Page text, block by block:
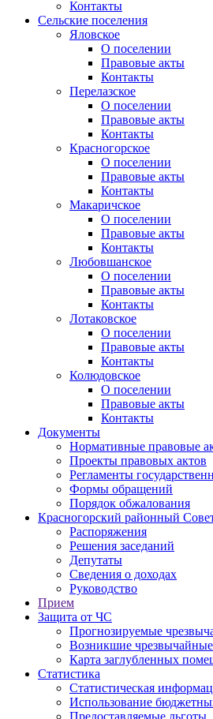
Контакты
Сельские поселения
Яловское
О поселении
Правовые акты
Контакты
Перелазское
О поселении
Правовые акты
Контакты
Красногорское
О поселении
Правовые акты
Контакты
Макаричское
О поселении
Правовые акты
Контакты
Любовшанское
О поселении
Правовые акты
Контакты
Лотаковское
О поселении
Правовые акты
Контакты
Колюдовское
О поселении
Правовые акты
Контакты
Документы
Нормативные правовые
Проекты правовых актов
Регламенты
Формы обращений
Порядок обжалования
Красногорский районный
Распоряжения
Решения заседаний
Депутаты
Сведения о доходах
Руководство
Прием
Защита от ЧС
Прогнозируемые
Возникшие
Карта заглубленных
Статистика
Статистическая
Использование
Предоставляемые льготы